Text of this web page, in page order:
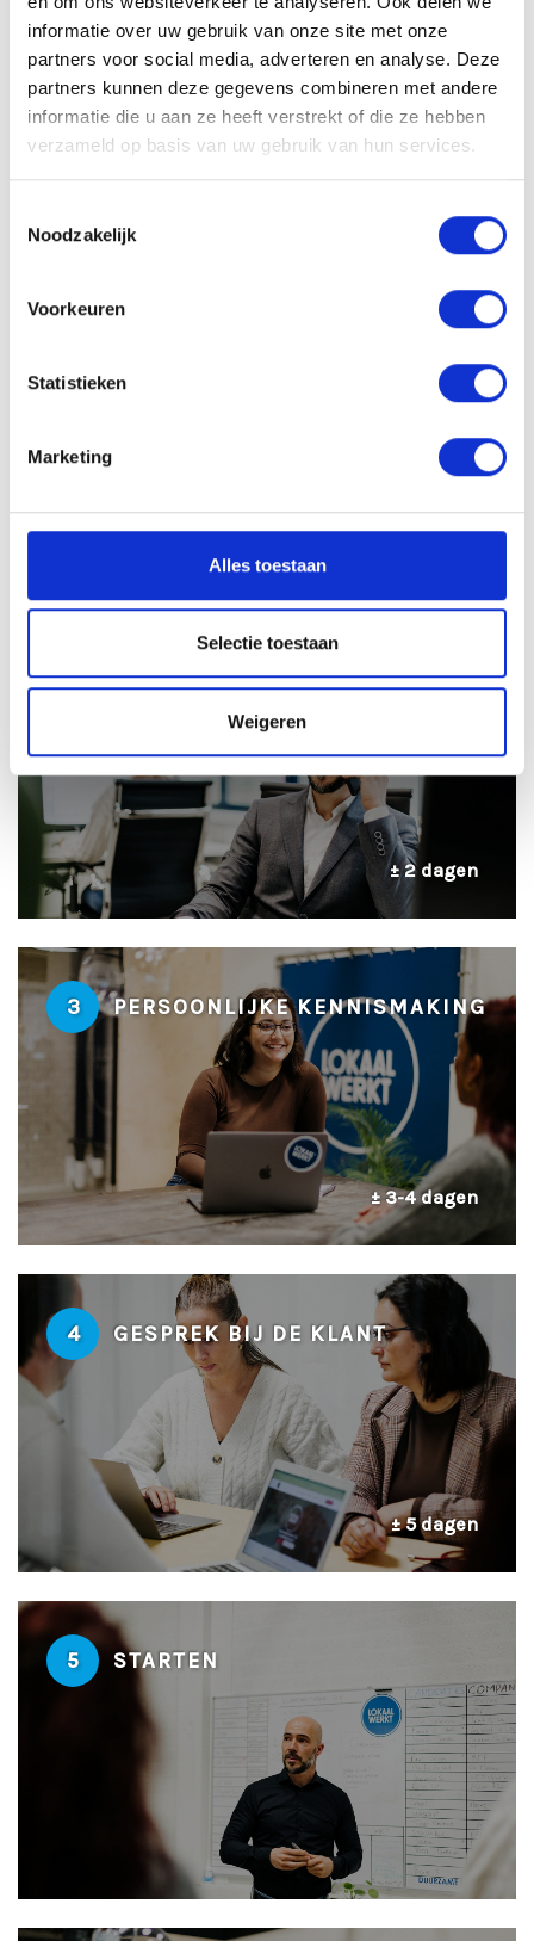
informatie over uw gebruik van onze site met onze
partners voor social media, adverteren en analyse. Deze
partners kunnen deze gegevens combineren met andere
informatie die u aan ze heeft verstrekt of die ze hebben
verzameld op basis van uw gebruik van hun services.
Noodzakelijk
Voorkeuren
Statistieken
Marketing
Alles toestaan
Selectie toestaan
Weigeren
VACATURE DELEN
Sollicitatieprocedure
2 TELEFONISCHE INTAKE
± 2 dagen
3 PERSOONLIJKE KENNISMAKING
± 3-4 dagen
4 GESPREK BIJ DE KLANT
± 5 dagen
5 STARTEN